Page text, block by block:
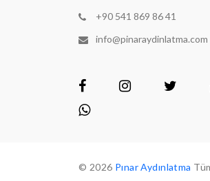
+90 541 869 86 41
info@pinaraydinlatma.com
© 2026 Pınar Aydınlatma